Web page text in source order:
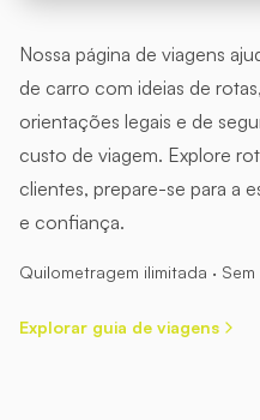
Nossa página de viagens
de carro com ideias de
orientações legais e de
custo de viagem. Explore
clientes, prepare-se para a
e confiança.
Quilometragem ilimitada ·
Explorar guia de viagens